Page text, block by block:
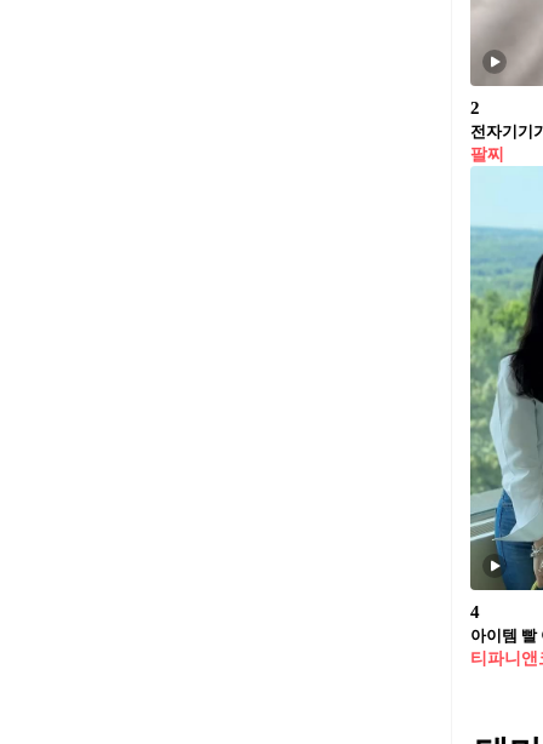
2
전자기기
팔찌
4
아이템
티파니앤